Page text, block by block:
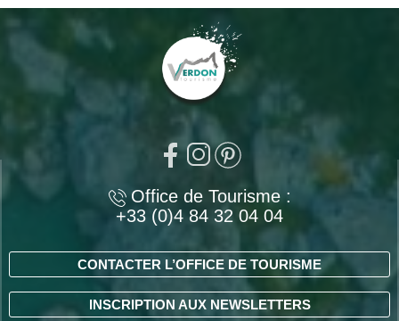
Office de Tourisme :
+33 (0)4 84 32 04 04
CONTACTER L’OFFICE DE TOURISME
INSCRIPTION AUX NEWSLETTERS